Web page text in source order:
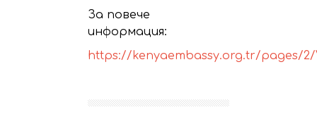
За повече
информация:
https://kenyaembassy.org.tr/pages/2/